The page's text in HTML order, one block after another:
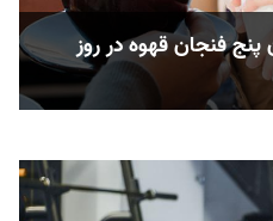
فنجان قهوه در روز